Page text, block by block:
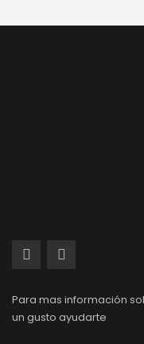
Para mas información
un gusto ayudarte